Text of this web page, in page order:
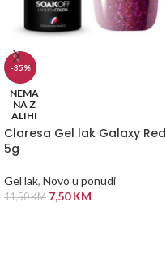
-35%
NEMA
NA Z
ALIHI
Claresa Gel lak Galaxy Red
5g
Gel lak, Novo u ponudi
11,50KM 7,50KM